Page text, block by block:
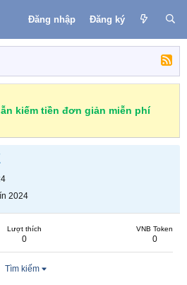
Đăng nhập Đăng ký
kiếm tiền đơn giản miễn phí
2024
Lượt thích
0
VNB Token
0
Tìm kiếm